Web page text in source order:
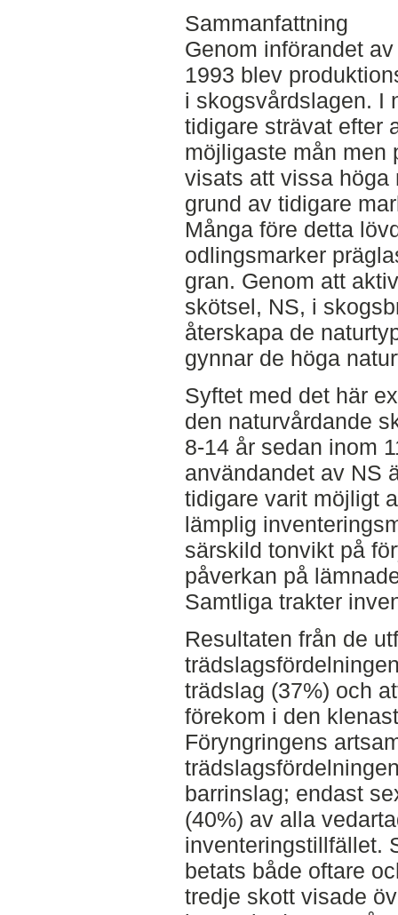
Sammanfattning
Genom införandet
1993 blev
i skogsvårdslagen. I
tidigare strävat efter
möjligaste mån men
visats att vissa höga
grund av tidigare
Många före detta
odlingsmarker
gran. Genom att
skötsel, NS, i
återskapa de
gynnar de höga
Syftet med det här
den naturvårdande
8-14 år sedan inom
användandet av NS
tidigare varit möjligt
lämplig
särskild tonvikt på
påverkan på
Samtliga trakter
Resultaten från de
trädslag (37%) och
förekom i den
Föryngringens
barrinslag; endast
(40%) av alla
inventeringstillfället.
betats både oftare
tredje skott visade